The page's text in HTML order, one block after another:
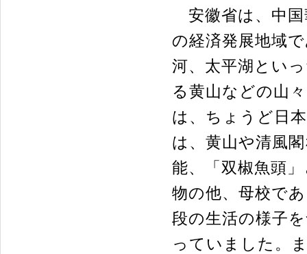
安徽省は、中国
の経済発展地域
河、太平湖とい
る黄山などの山
は、ちょうど日
は、黄山や清風
能、「双椒魚頭
物の他、母校で
段の生活の様子
っていました。